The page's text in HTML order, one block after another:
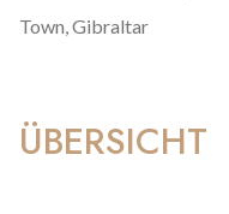
Town,Gibraltar
ÜBERSICHT